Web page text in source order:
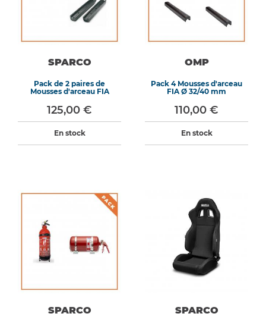
SPARCO
Pack de 2 paires de
Mousses d'arceau FIA
125,00 €
En stock
OMP
Pack 4 Mousses d'arceau
FIA Ø 32/40 mm
110,00 €
En stock
SPARCO SPARCO